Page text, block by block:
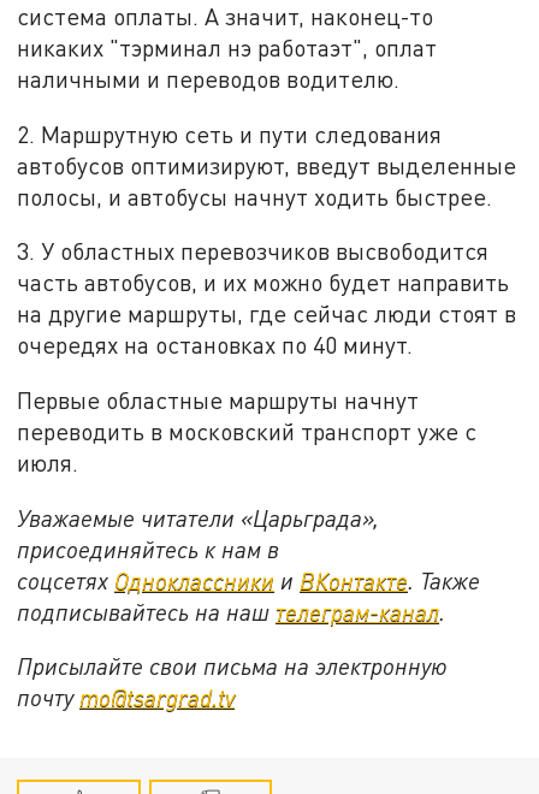
система оплаты. А значит, наконец-то
никаких "тэрминал нэ работаэт", оплат
наличными и переводов водителю.
2. Маршрутную сеть и пути следования
автобусов оптимизируют, введут выделенные
полосы, и автобусы начнут ходить быстрее.
3. У областных перевозчиков высвободится
часть автобусов, и их можно будет направить
на другие маршруты, где сейчас люди стоят в
очередях на остановках по 40 минут.
Первые областные маршруты начнут
переводить в московский транспорт уже с
июля.
Уважаемые читатели «Царьграда»,
присоединяйтесь к нам в
соцсетях Одноклассники и ВКонтакте . Также
подписывайтесь на наш телеграм-канал
Присылайте свои письма на электронную
почту mo@tsargrad.tv